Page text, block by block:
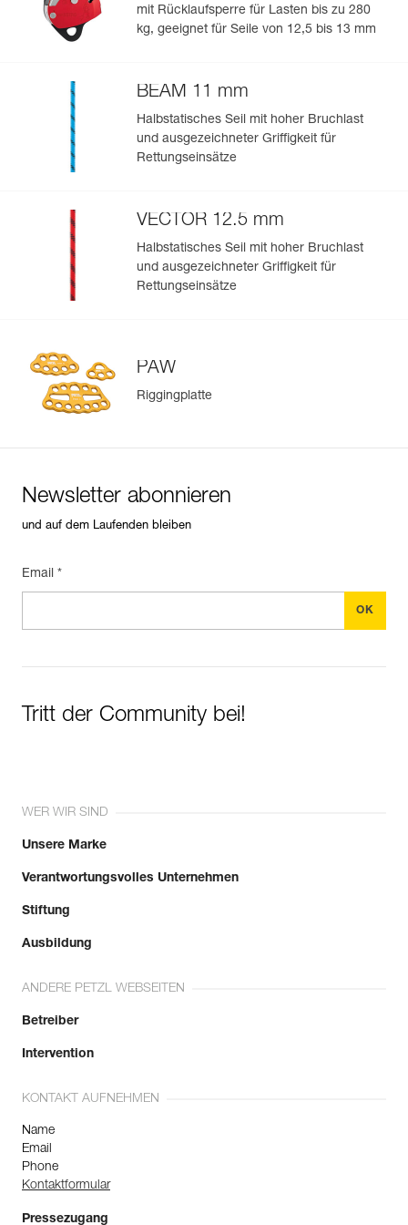
Herstellungsdatum an.mit Rücklaufsperre für Lasten bis zu 280
kg, geeignet für Seile von 12,5 bis 13 mm
BEAM 11 mm
Halbstatisches Seil mit hoher Bruchlast
und ausgezeichneter Griffigkeit für
Rettungseinsätze
VECTOR 12.5 mm
Halbstatisches Seil mit hoher Bruchlast
und ausgezeichneter Griffigkeit für
Rettungseinsätze
PAW
Riggingplatte
Newsletter abonnieren
und auf dem Laufenden bleiben
Email *
Tritt der Community bei!
WER WIR SIND
Unsere Marke
Verantwortungsvolles Unternehmen
Stiftung
Ausbildung
ANDERE PETZL WEBSEITEN
Betreiber
Intervention
KONTAKT AUFNEHMEN
Name
Email
Phone
Kontaktformular
Pressezugang